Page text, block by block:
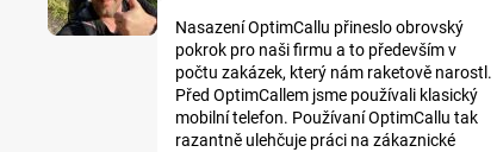
Nasazení OptimCallu přineslo obrovský
pokrok pro naši firmu a to především v
počtu zakázek, který nám raketově narostl.
Před OptimCallem jsme používali klasický
mobilní telefon. Používaní OptimCallu tak
razantně ulehčuje práci na zákaznické